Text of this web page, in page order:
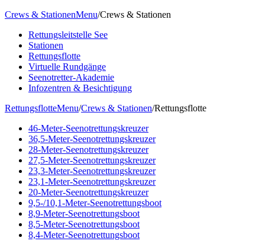
Crews & StationenMenu/Crews & Stationen
Rettungsleitstelle See
Stationen
Rettungsflotte
Virtuelle Rundgänge
Seenotretter-Akademie
Infozentren & Besichtigung
RettungsflotteMenu/Crews & Stationen/Rettungsflotte
46-Meter-Seenotrettungskreuzer
36,5-Meter-Seenotrettungskreuzer
28-Meter-Seenotrettungskreuzer
27,5-Meter-Seenotrettungskreuzer
23,3-Meter-Seenotrettungskreuzer
23,1-Meter-Seenotrettungskreuzer
20-Meter-Seenotrettungskreuzer
9,5-/10,1-Meter-Seenotrettungsboot
8,9-Meter-Seenotrettungsboot
8,5-Meter-Seenotrettungsboot
8,4-Meter-Seenotrettungsboot